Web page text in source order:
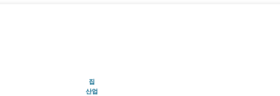
집(현재의)
산업